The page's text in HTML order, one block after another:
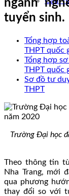
ngành
tuyển sinh.
Tổng hợp
THPT quốc
Tổng hợp
THPT quốc
Sơ đồ tư
THPT
Trường Đại học
Theo thông tin
Nha Trang, mới
qua phương
thay đổi so với